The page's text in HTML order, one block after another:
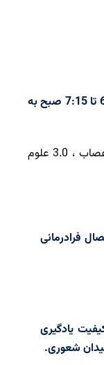
زوم زنده - بحث های همزمان و پوستر - 6:30 تا 7:15 صبح به
زوم کانال 3: پوستر 1.0 فلسفه ، 2.0 علوم اعصاب ، 3.0 علوم
فرادرمانی
یادگیری
شعوری.